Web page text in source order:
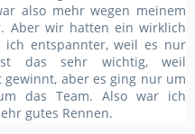
also mehr wegen meinem
Aber wir hatten einwirklich
ich entspannter, weil es nur
das sehr wichtig, weil
gewinnt, aberes ging nur um
das Team. Also war ich
gutes Rennen.